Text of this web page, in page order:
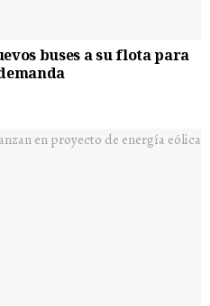
buses a su flota para